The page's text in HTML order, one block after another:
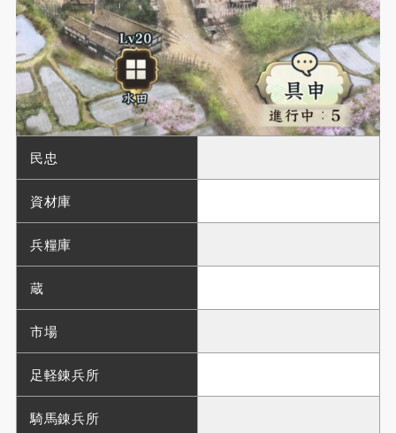
民忠
資材庫
兵糧庫
蔵
市場
足軽錬兵所
騎馬錬兵所